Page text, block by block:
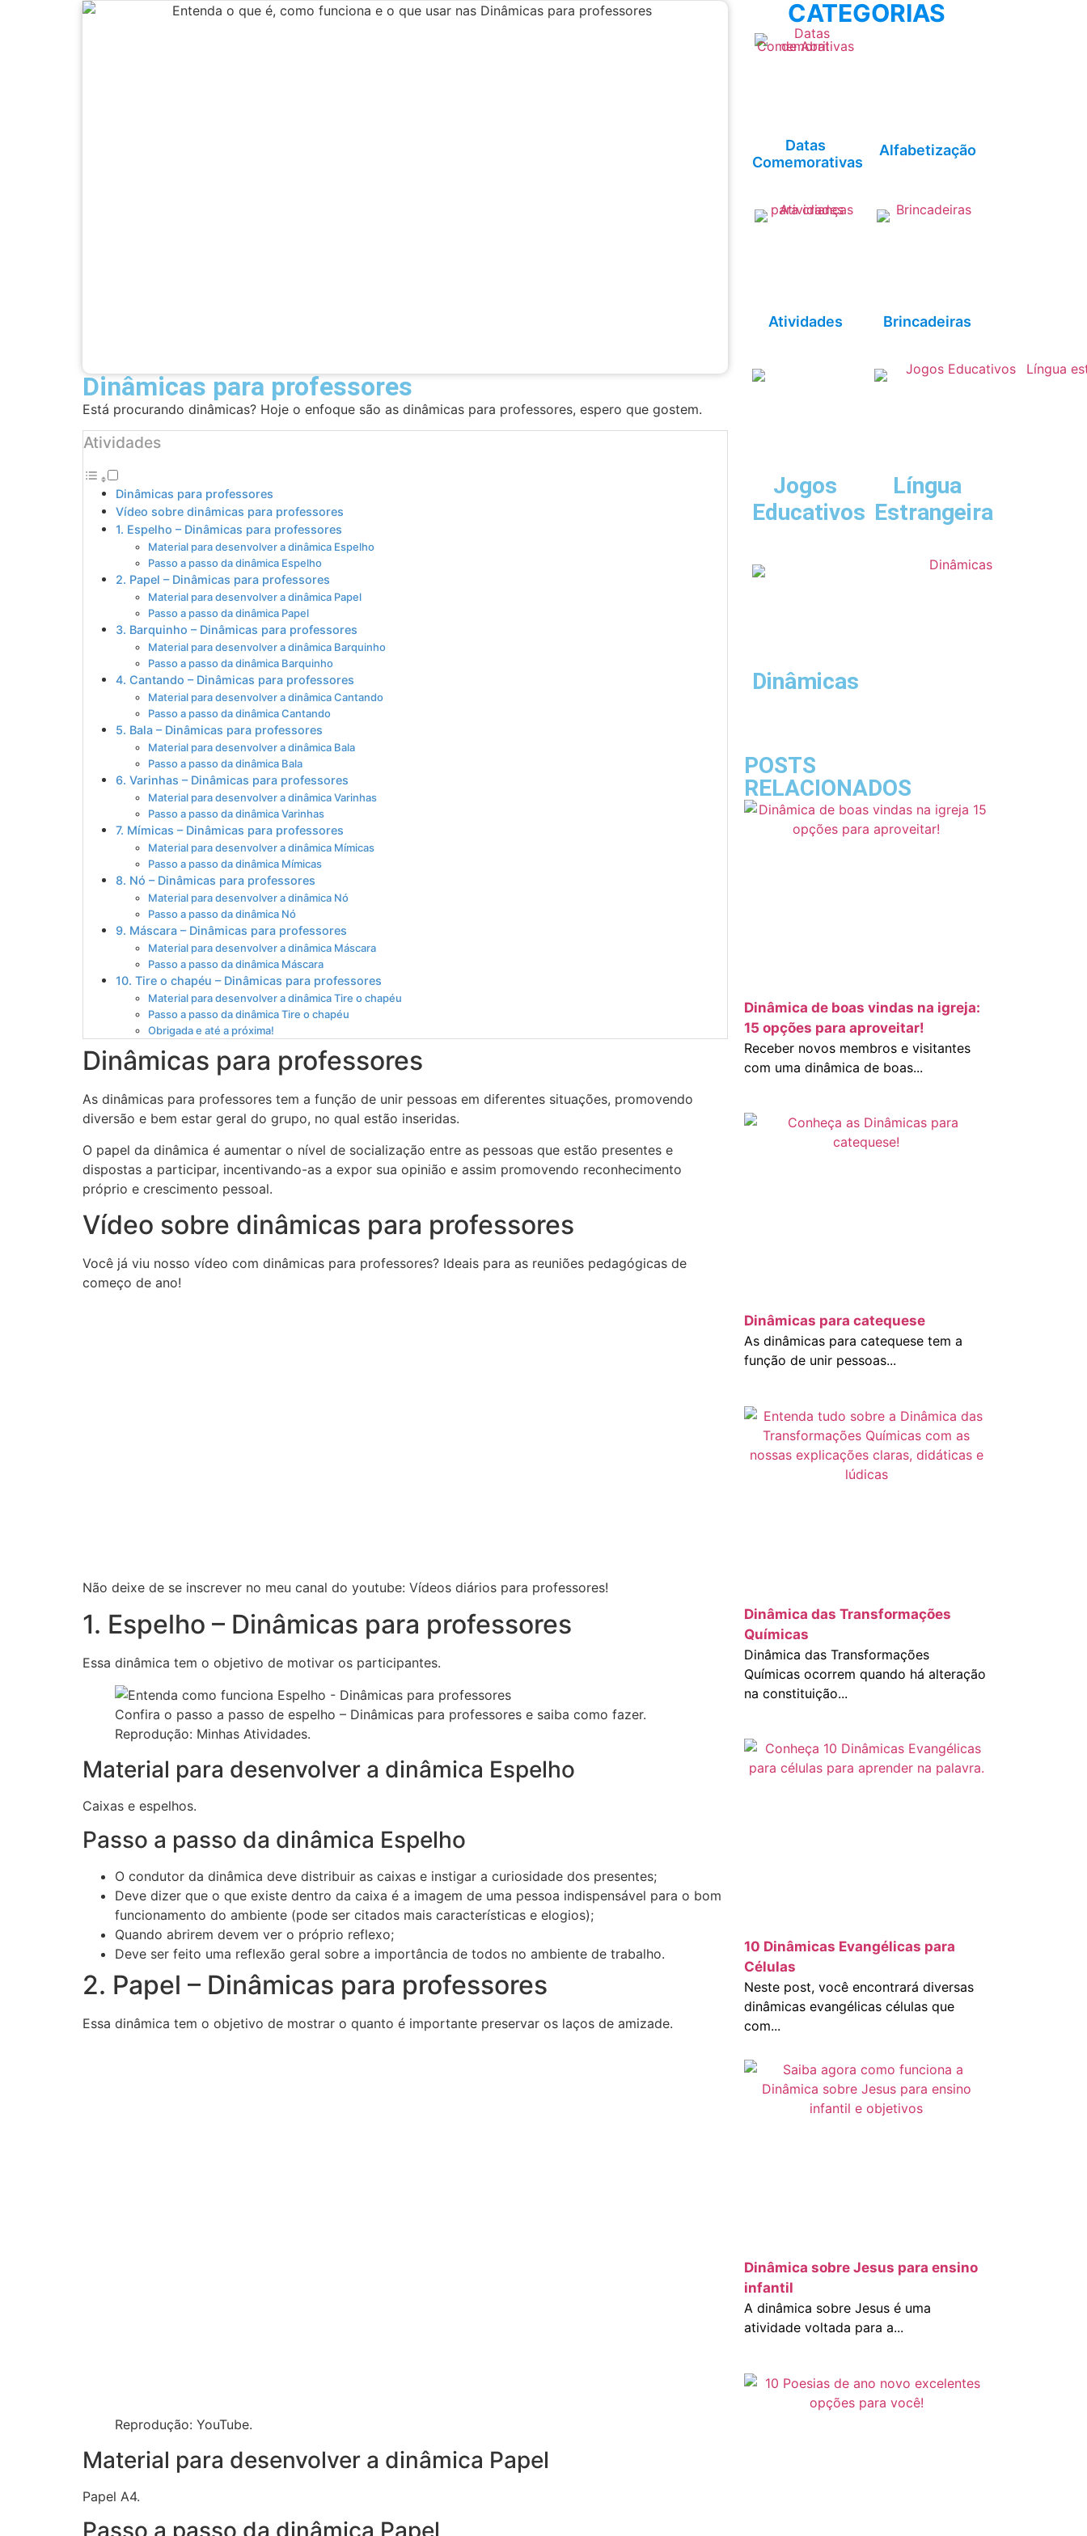
Dinâmicas para professores
Está procurando dinâmicas? Hoje o enfoque são as dinâmicas para professores, espero que gostem.
Atividades
Dinâmicas para professores
Vídeo sobre dinâmicas para professores
1. Espelho – Dinâmicas para professores
Material para desenvolver a dinâmica Espelho
Passo a passo da dinâmica Espelho
2. Papel – Dinâmicas para professores
Material para desenvolver a dinâmica Papel
Passo a passo da dinâmica Papel
3. Barquinho – Dinâmicas para professores
Material para desenvolver a dinâmica Barquinho
Passo a passo da dinâmica Barquinho
4. Cantando – Dinâmicas para professores
Material para desenvolver a dinâmica Cantando
Passo a passo da dinâmica Cantando
5. Bala – Dinâmicas para professores
Material para desenvolver a dinâmica Bala
Passo a passo da dinâmica Bala
6. Varinhas – Dinâmicas para professores
Material para desenvolver a dinâmica Varinhas
Passo a passo da dinâmica Varinhas
7. Mímicas – Dinâmicas para professores
Material para desenvolver a dinâmica Mímicas
Passo a passo da dinâmica Mímicas
8. Nó – Dinâmicas para professores
Material para desenvolver a dinâmica Nó
Passo a passo da dinâmica Nó
9. Máscara – Dinâmicas para professores
Material para desenvolver a dinâmica Máscara
Passo a passo da dinâmica Máscara
10. Tire o chapéu – Dinâmicas para professores
Material para desenvolver a dinâmica Tire o chapéu
Passo a passo da dinâmica Tire o chapéu
Obrigada e até a próxima!
Dinâmicas para professores
As dinâmicas para professores tem a função de unir pessoas em diferentes situações, promovendo
diversão e bem estar geral do grupo, no qual estão inseridas.
O papel da dinâmica é aumentar o nível de socialização entre as pessoas que estão presentes e
dispostas a participar, incentivando-as a expor sua opinião e assim promovendo reconhecimento
próprio e crescimento pessoal.
Vídeo sobre dinâmicas para professores
Você já viu nosso vídeo com dinâmicas para professores? Ideais para as reuniões pedagógicas de
começo de ano!
Não deixe de se inscrever no meu canal do youtube: Vídeos diários para professores!
1. Espelho – Dinâmicas para professores
Essa dinâmica tem o objetivo de motivar os participantes.
Confira o passo a passo de espelho – Dinâmicas para professores e saiba como fazer.
Reprodução: Minhas Atividades.
Material para desenvolver a dinâmica Espelho
Caixas e espelhos.
Passo a passo da dinâmica Espelho
O condutor da dinâmica deve distribuir as caixas e instigar a curiosidade dos presentes;
Deve dizer que o que existe dentro da caixa é a imagem de uma pessoa indispensável para o bom
funcionamento do ambiente (pode ser citados mais características e elogios);
Quando abrirem devem ver o próprio reflexo;
Deve ser feito uma reflexão geral sobre a importância de todos no ambiente de trabalho.
2. Papel – Dinâmicas para professores
Essa dinâmica tem o objetivo de mostrar o quanto é importante preservar os laços de amizade.
Reprodução: YouTube.
Material para desenvolver a dinâmica Papel
Papel A4.
CATEGORIAS
Datas
Comemorativas
Alfabetização
Atividades Brincadeiras
Jogos
Educativos
Língua
Estrangeira
Dinâmicas
POSTS
RELACIONADOS
Dinâmica de boas vindas na igreja:
15 opções para aproveitar!
Receber novos membros e visitantes
com uma dinâmica de boas...
Dinâmicas para catequese
As dinâmicas para catequese tem a
função de unir pessoas...
Dinâmica das Transformações
Químicas
Dinâmica das Transformações
Químicas ocorrem quando há alteração
na constituição...
10 Dinâmicas Evangélicas para
Células
Neste post, você encontrará diversas
dinâmicas evangélicas células que
com...
Dinâmica sobre Jesus para ensino
infantil
A dinâmica sobre Jesus é uma
atividade voltada para a...